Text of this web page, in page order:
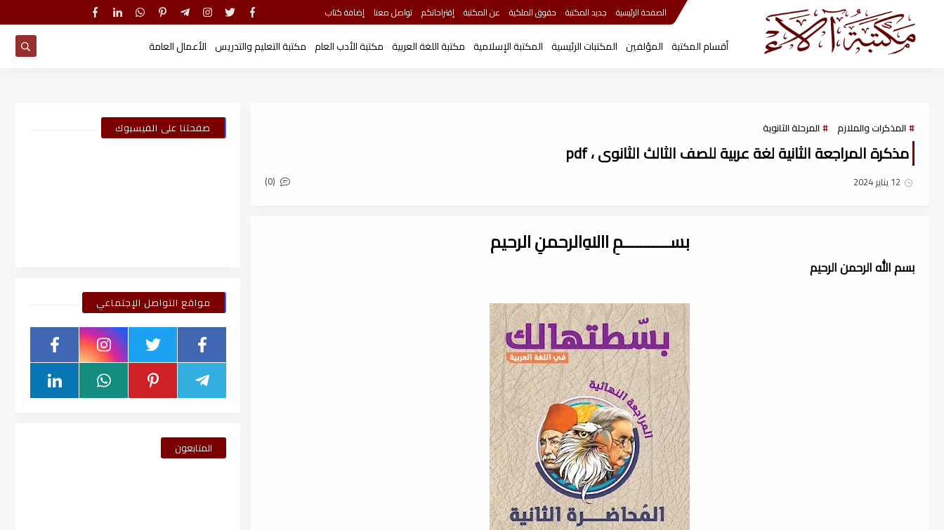
الصفحة الرئيسية جديد المكتبة حقوق الملكية عن المكتبة إقتراحاتكم تواصل معنا إضافة كتاب
أقسام المكتبة المؤلفين المكتبات الرئيسية المكتبة الإسلامية مكتبة اللغة العربية مكتبة الأدب العام مكتبة التعليم والتدريس الأعمال العامة
المذكرات والملازم المرحلة الثانوية
مذكرة المراجعة الثانية لغة عربية للصف الثالث الثانوى ، pdf
12 يناير 2024 (0)
بســـــــــــمِ اﷲِالرحمنِ الرحيم
بسم الله الرحمن الرحيم
صفحتنا على الفيسبوك
مواقع التواصل الإجتماعي
المتابعون